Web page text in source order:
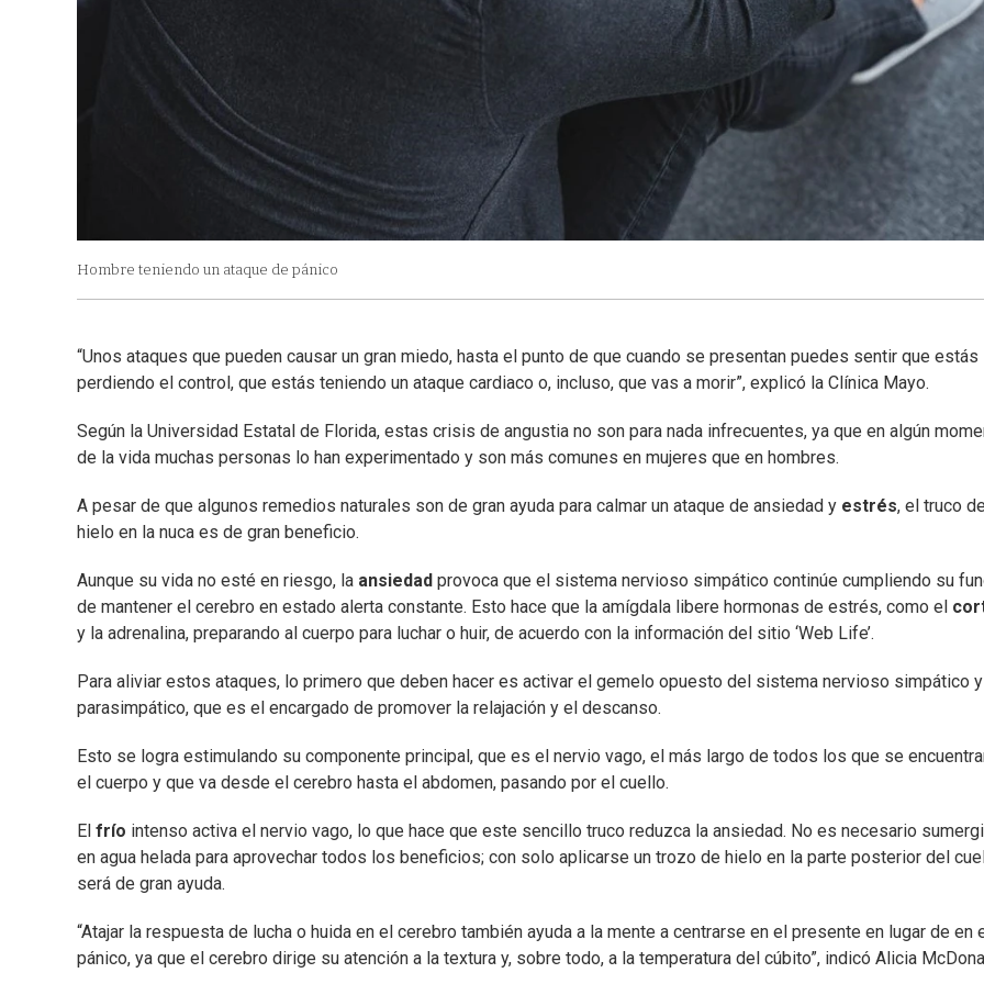
Hombre teniendo un ataque de pánico
“Unos ataques que pueden causar un gran miedo, hasta el punto de que cuando se presentan puedes sentir que estás
perdiendo el control, que estás teniendo un ataque cardiaco o, incluso, que vas a morir”, explicó la Clínica Mayo.
Según la Universidad Estatal de Florida, estas crisis de angustia no son para nada infrecuentes, ya que en algún
de la vida muchas personas lo han experimentado y son más comunes en mujeres que en hombres.
A pesar de que algunos remedios naturales son de gran ayuda para calmar un ataque de ansiedad y estrés, el truco
hielo en la nuca es de gran beneficio.
Aunque su vida no esté en riesgo, la ansiedad provoca que el sistema nervioso simpático continúe cumpliendo su
de mantener el cerebro en estado alerta constante. Esto hace que la amígdala libere hormonas de estrés, como el
y la adrenalina, preparando al cuerpo para luchar o huir, de acuerdo con la información del sitio ‘Web Life’.
Para aliviar estos ataques, lo primero que deben hacer es activar el gemelo opuesto del sistema nervioso simpático
parasimpático, que es el encargado de promover la relajación y el descanso.
Esto se logra estimulando su componente principal, que es el nervio vago, el más largo de todos los que se
el cuerpo y que va desde el cerebro hasta el abdomen, pasando por el cuello.
El frío intenso activa el nervio vago, lo que hace que este sencillo truco reduzca la ansiedad. No es necesario
en agua helada para aprovechar todos los beneficios; con solo aplicarse un trozo de hielo en la parte posterior del
será de gran ayuda.
“Atajar la respuesta de lucha o huida en el cerebro también ayuda a la mente a centrarse en el presente en lugar de en
pánico, ya que el cerebro dirige su atención a la textura y, sobre todo, a la temperatura del cúbito”, indicó Alicia